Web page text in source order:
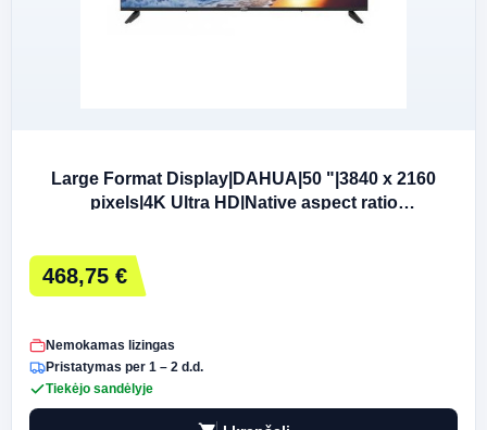
Large Format Display|DAHUA|50 "|3840 x 2160
pixels|4K Ultra HD|Native aspect ratio
468,75 €
Nemokamas lizingas
Pristatymas per 1 – 2 d.d.
Tiekėjo sandėlyje